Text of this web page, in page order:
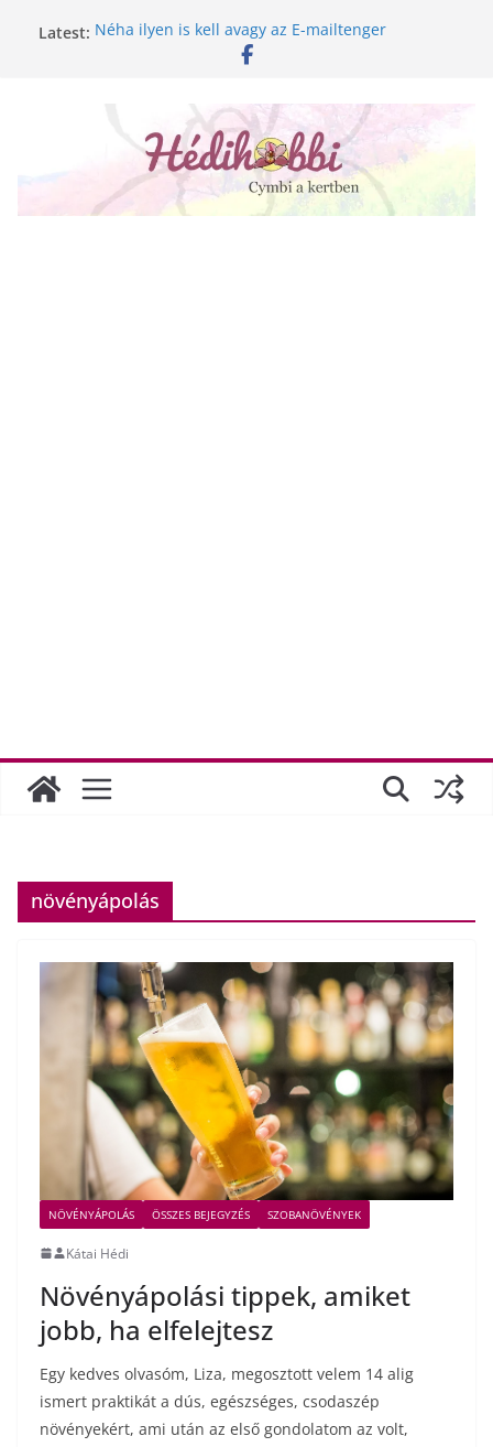
Latest: Néha ilyen is kell avagy az E-mailtenger
Golgotavirág nevelése magról
Növényápolási tippek, amiket jobb, ha elfelejtesz
A lepkeorchidea és a fűtésszezon
növényápolás
NÖVÉNYÁPOLÁS ÖSSZES BEJEGYZÉS SZOBANÖVÉNYEK
Kátai Hédi
Növényápolási tippek, amiket
jobb, ha elfelejtesz
Egy kedves olvasóm, Liza, megosztott velem 14 alig
ismert praktikát a dús, egészséges, csodaszép
növényekért, ami után az első gondolatom az volt,